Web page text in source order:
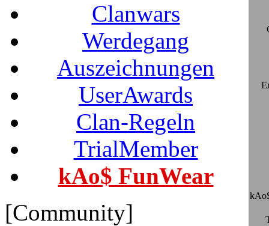
Clanwars
Werdegang
Auszeichnungen
UserAwards
Clan-Regeln
TrialMember
kAo$ FunWear
[Community]